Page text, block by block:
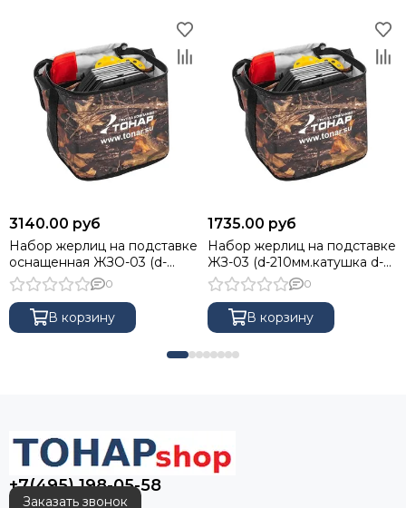
3140.00 руб
Набор жерлиц на подставке
оснащенная ЖЗО-03 (d-
210мм.катушка d-85мм)
(10шт) ТОНАР
0
В корзину
1735.00 руб
Набор жерлиц на подставке
ЖЗ-03 (d-210мм.катушка d-
85мм) (10шт) ТОНАР
0
В корзину
+7(495) 198-05-58
Заказать звонок